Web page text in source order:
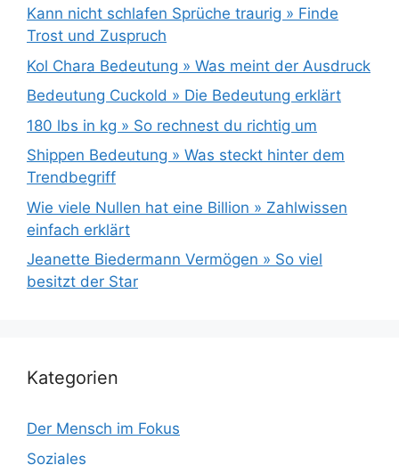
Kann nicht schlafen Sprüche traurig » Finde
Trost und Zuspruch
Kol Chara Bedeutung » Was meint der Ausdruck
Bedeutung Cuckold » Die Bedeutung erklärt
180 lbs in kg » So rechnest du richtig um
Shippen Bedeutung » Was steckt hinter dem
Trendbegriff
Wie viele Nullen hat eine Billion » Zahlwissen
einfach erklärt
Jeanette Biedermann Vermögen » So viel
besitzt der Star
Kategorien
Der Mensch im Fokus
Soziales